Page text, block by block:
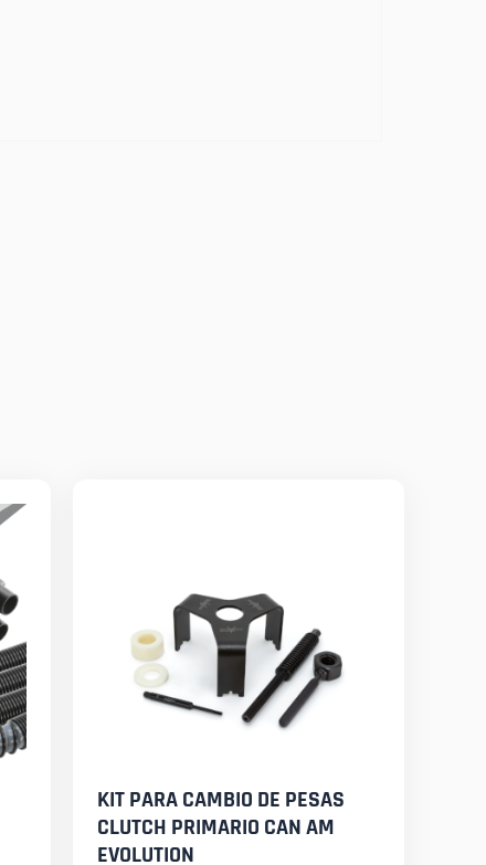
KIT PARA CAMBIO DE PESAS
CLUTCH PRIMARIO CAN AM
EVOLUTION